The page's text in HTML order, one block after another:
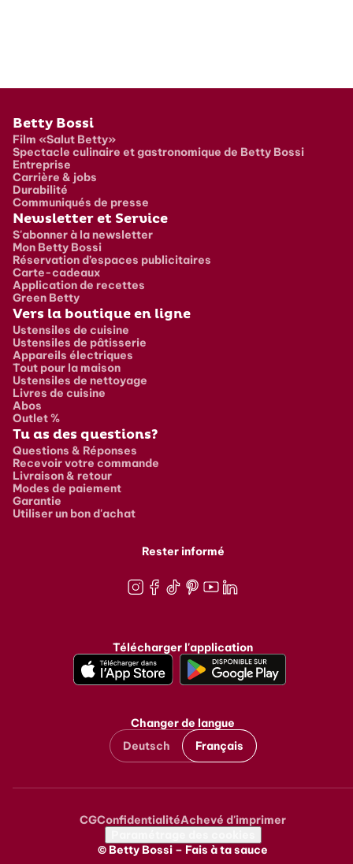
Pied de page
Betty Bossi
Film «Salut Betty»
Spectacle culinaire et gastronomique de Betty Bossi
Entreprise
Carrière & jobs
Durabilité
Communiqués de presse
Newsletter et Service
S'abonner à la newsletter
Mon Betty Bossi
Réservation d’espaces publicitaires
Carte-cadeaux
Application de recettes
Green Betty
Vers la boutique en ligne
Ustensiles de cuisine
Ustensiles de pâtisserie
Appareils électriques
Tout pour la maison
Ustensiles de nettoyage
Livres de cuisine
Abos
Outlet %
Tu as des questions?
Questions & Réponses
Recevoir votre commande
Livraison & retour
Modes de paiement
Garantie
Utiliser un bon d'achat
Rester informé
Télécharger l'application
Changer de langue
Deutsch
Français
Metanavigation
CGConfidentialitéAchevé d'imprimer
© Betty Bossi – Fais à ta sauce